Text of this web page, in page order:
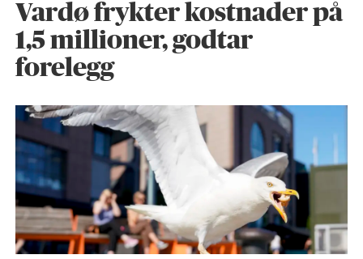
Vardø frykter kostnader på
1,5 millioner, godtar
forelegg